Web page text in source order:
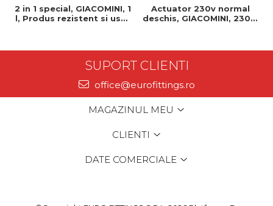
2 in 1 special, GIACOMINI, 1
l, Produs rezistent si usor
Actuator 230v normal
deschis, GIACOMINI, 230v,
SUPORT CLIENTI
office@eurofittings.ro
MAGAZINUL MEU
CLIENTI
DATE COMERCIALE